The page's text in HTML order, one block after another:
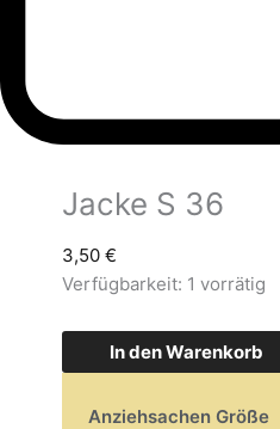
Jacke S 36
3,50 €
Verfügbarkeit: 1 vorrätig
In den Warenkorb
Anziehsachen Größe